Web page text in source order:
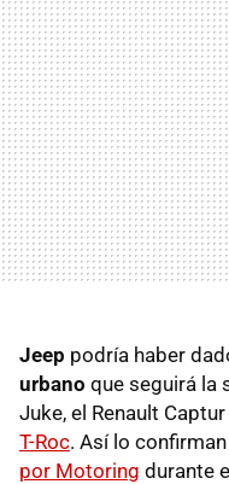
Jeep podría haber
urbano que seguirá la
Juke, el Renault
T-Roc. Así lo
por Motoring durante